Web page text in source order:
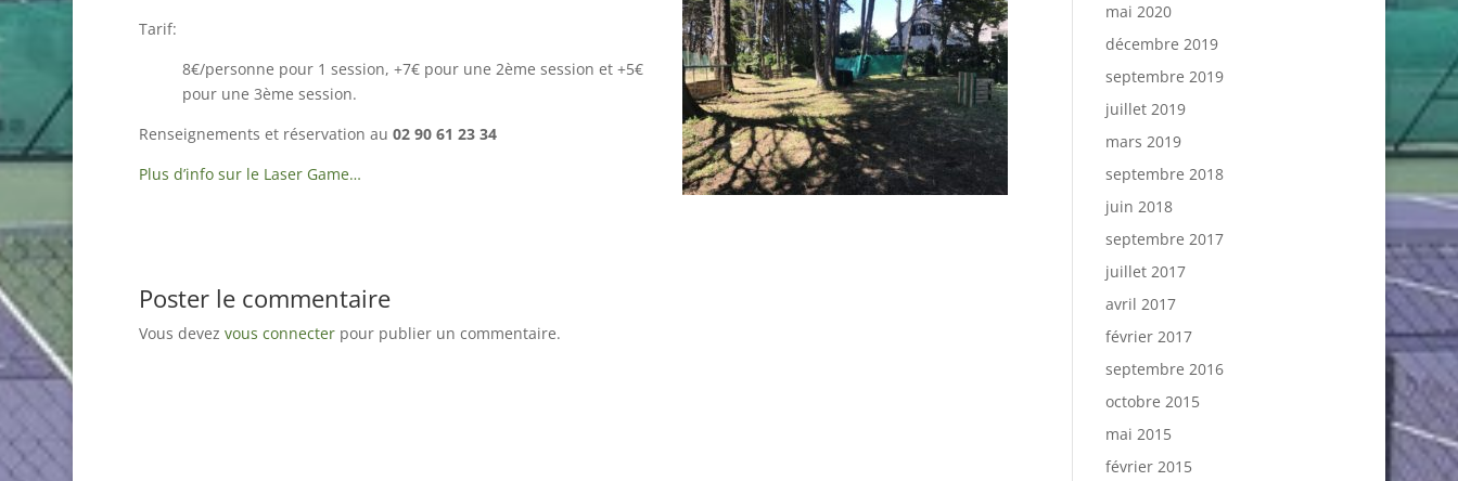
Tarif:
8€/personne pour 1 session, +7€ pour une 2ème session et +5€
pour une 3ème session.
Renseignements et réservation au 02 90 61 23 34
Plus d’info sur le Laser Game…
Poster le commentaire
Vous devez vous connecterpour publier un commentaire.
mai 2020
décembre 2019
septembre 2019
juillet 2019
mars 2019
septembre 2018
juin 2018
septembre 2017
juillet 2017
avril 2017
février 2017
septembre 2016
octobre 2015
mai 2015
février 2015